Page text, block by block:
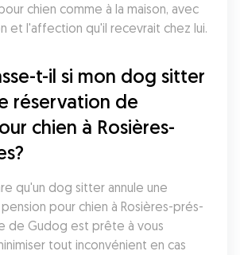
chien comme à la maison, avec
et l'affection qu'il recevrait chez lui.
t-il si mon dog sitter
réservation de
chien à Rosières-
qu'un dog sitter annule une
pour chien à Rosières-prés-
de Gudog est prête à vous
tout inconvénient en cas